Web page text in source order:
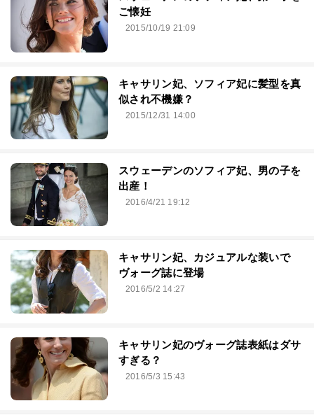
ご懐妊
2015/10/19 21:09
キャサリン妃、ソフィア妃に髪型を真
似され不機嫌？
2015/12/31 14:00
スウェーデンのソフィア妃、男の子を
出産！
2016/4/21 19:12
キャサリン妃、カジュアルな装いで
ヴォーグ誌に登場
2016/5/2 14:27
キャサリン妃のヴォーグ誌表紙はダサ
すぎる？
2016/5/3 15:43